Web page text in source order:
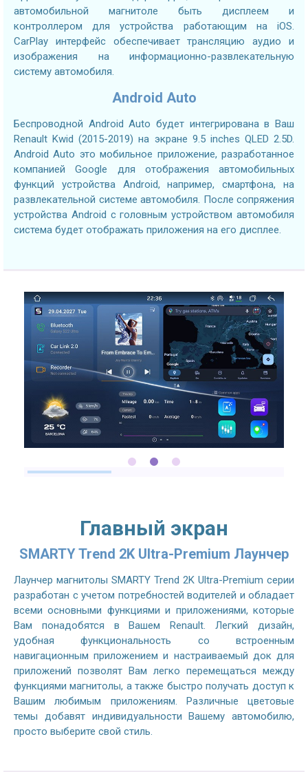
автомобильной магнитоле быть дисплеем и
контроллером для устройства работающим на iOS.
CarPlay интерфейс обеспечивает трансляцию аудио и
изображения на информационно-развлекательную
систему автомобиля.
Android Auto
Беспроводной Android Auto будет интегрирована в Ваш
Renault Kwid (2015-2019) на экране 9.5 inches QLED 2.5D.
Android Auto это мобильное приложение, разработанное
компанией Google для отображения автомобильных
функций устройства Android, например, смартфона, на
развлекательной системе автомобиля. После сопряжения
устройства Android с головным устройством автомобиля
система будет отображать приложения на его дисплее.
2.7GHZ CPU
Главный экран
SMARTY Trend 2K Ultra-Premium Лаунчер
Лаунчер магнитолы SMARTY Trend 2K Ultra-Premium серии
разработан с учетом потребностей водителей и обладает
всеми основными функциями и приложениями, которые
Вам понадобятся в Вашем Renault. Легкий дизайн,
удобная функциональность со встроенным
навигационным приложением и настраиваемый док для
приложений позволят Вам легко перемещаться между
функциями магнитолы, а также быстро получать доступ к
Вашим любимым приложениям. Различные цветовые
темы добавят индивидуальности Вашему автомобилю,
просто выберите свой стиль.